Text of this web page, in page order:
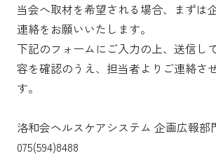
提供いただいた個人情報は、問い合
いての調査や回答、業務改善などの
せていただきます。
4. 収集した個人情報の第三者への提
提供いただいた個人情報は、上記の
囲内で第三者への提供や外部へ預託
当会へ取材を希望される場合、まずは
連絡をお願いいたします。
下記のフォームにご入力の上、送信し
容を確認のうえ、担当者よりご連絡さ
す。
洛和会ヘルスケアシステム 企画広報部
075(594)8488